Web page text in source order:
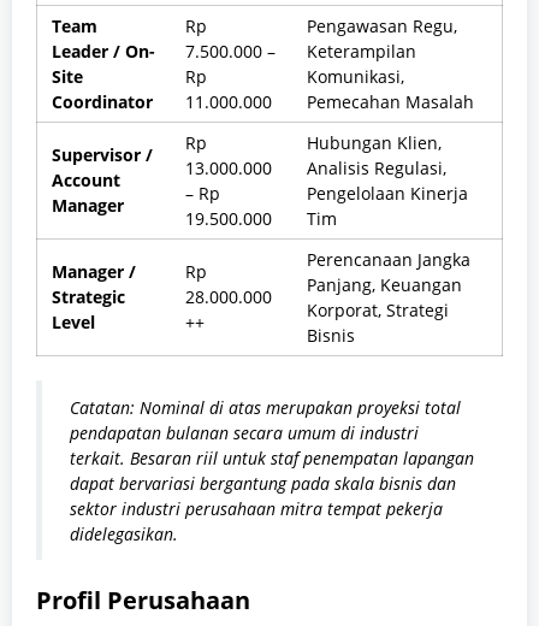
Team
Leader / On-
Site
Coordinator
Rp
7.500.000 –
Rp
11.000.000
Pengawasan Regu,
Keterampilan
Komunikasi,
Pemecahan Masalah
Supervisor /
Account
Manager
Rp
13.000.000
– Rp
19.500.000
Hubungan Klien,
Analisis Regulasi,
Pengelolaan Kinerja
Tim
Manager /
Strategic
Level
Rp
28.000.000
++
Perencanaan Jangka
Panjang, Keuangan
Korporat, Strategi
Bisnis
Catatan: Nominal di atas merupakan proyeksi total
pendapatan bulanan secara umum di industri
terkait. Besaran riil untuk staf penempatan lapangan
dapat bervariasi bergantung pada skala bisnis dan
sektor industri perusahaan mitra tempat pekerja
didelegasikan.
Profil Perusahaan